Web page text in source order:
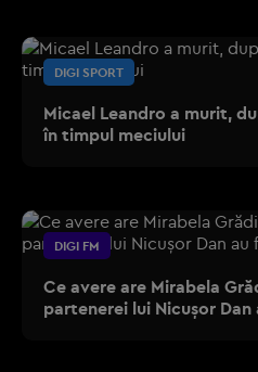
DIGI SPORT
Micael Leandro a murit,
în timpul meciului
DIGI FM
Ce avere are Mirabela
partenerei lui Nicușor